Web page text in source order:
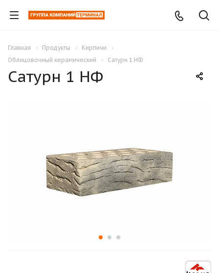
Главная Продукты
Кирпичи
Облицовочный керамический
Сатурн 1 НФ
Сатурн 1 НФ